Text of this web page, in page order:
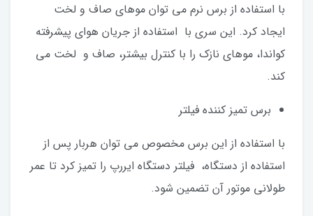
با استفاده از برس نرم می‌ توان موهای صاف و لخت
ایجاد کرد. این سری با استفاده از جریان هوای پیشرفته
کواندا، موهای نازک را با کنترل بیشتر، صاف و لخت می
کند.
برس تمیز کننده فیلتر
با استفاده از این برس مخصوص می‌ توان هربار پس از
استفاده از دستگاه، فیلتر دستگاه ایررپ را تمیز کرد تا عمر
طولانی موتور آن تضمین شود.